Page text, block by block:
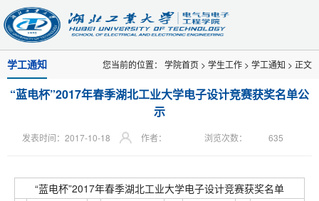
学工通知 您当前的位置： 学院首页 > 学生工作 > 学工通知 > 正文
“蓝电杯”2017年春季湖北工业大学电子设计竞赛获奖名单公
示
发表时间：2017-10-18 作者： 浏览次数： 635
“蓝电杯”2017年春季湖北工业大学电子设计竞赛获奖名单